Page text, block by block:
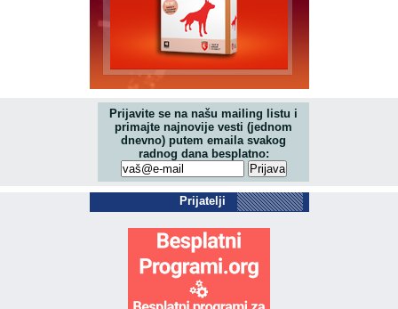
Prijavite se na našu mailing listu i
primajte najnovije vesti (jednom
dnevno) putem emaila svakog
radnog dana besplatno:
Prijatelji